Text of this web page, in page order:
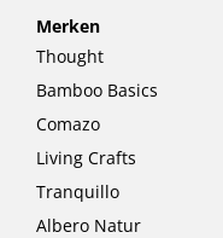
Merken
Thought
Bamboo Basics
Comazo
Living Crafts
Tranquillo
Albero Natur